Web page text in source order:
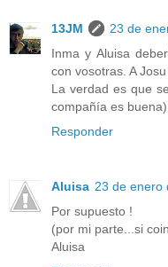
13JM
23 de
Inma y Aluisa
con vosotras. A
La verdad es que
compañía es
Responder
Aluisa 23 de enero
Por supuesto !
(por mi parte...si
Aluisa